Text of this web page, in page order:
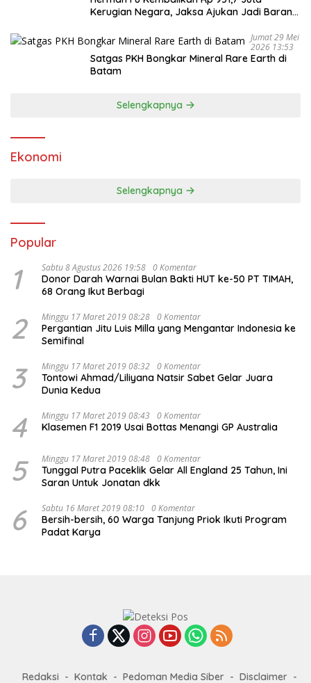
Kerugian Negara, Jaksa Ajukan Jadi Barang
Jumat 29 Mei
2026 13:53
Satgas PKH Bongkar Mineral Rare Earth di
Selengkapnya
Ekonomi
Selengkapnya
Popular
1 Sabtu 8 Agustus 2026 19:58 0 Komentar
Donor Darah Warnai Bulan Bakti HUT ke-50 PT TIMAH,
68 Orang Ikut Berbagi
2 Minggu 17 Maret 2019 08:28 0 Komentar
Pergantian Jitu Luis Milla yang Mengantar Indonesia ke
Semifinal
3 Minggu 17 Maret 2019 08:32 0 Komentar
Tontowi Ahmad/Liliyana Natsir Sabet Gelar Juara
Dunia Kedua
4 Minggu 17 Maret 2019 08:43 0 Komentar
Klasemen F1 2019 Usai Bottas Menangi GP Australia
5 Minggu 17 Maret 2019 08:48 0 Komentar
Tunggal Putra Paceklik Gelar All England 25 Tahun, Ini
Saran Untuk Jonatan dkk
6 Sabtu 16 Maret 2019 08:10 0 Komentar
Bersih-bersih, 60 Warga Tanjung Priok Ikuti Program
Padat Karya
Redaksi Kontak Pedoman Media Siber Disclaimer